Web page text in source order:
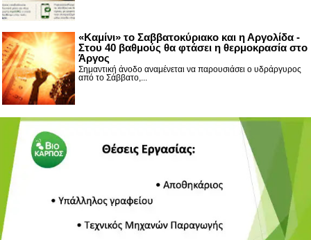
«Καμίνι» το Σαββατοκύριακο και η Αργολίδα -
Στου 40 βαθμούς θα φτάσει η θερμοκρασία στο
Άργος
Σημαντική άνοδο αναμένεται να παρουσιάσει ο υδράργυρος
από το Σάββατο,...